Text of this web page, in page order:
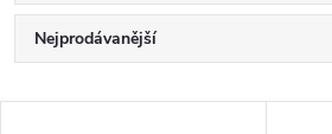
Ř
a
Nejprodávanější